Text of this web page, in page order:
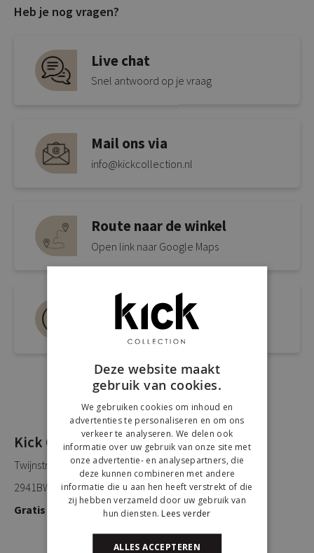
Heb je nog vragen?
Live chat
Snel antwoord op je vraag
Mail ons via
info@kickcollection.nl
Route naar de winkel
Open link naar Google Maps
Bel ons 0180-660999
Spreek een medewerker
Kick Collection
Twijnstraweg 2
2941BW Lekkerkerk
Gratis parkeren
Deze website maakt
gebruik van cookies.
We gebruiken cookies om inhoud en
advertenties te personaliseren en om ons
verkeer te analyseren. We delen ook
informatie over uw gebruik van onze site met
onze advertentie- en analysepartners, die
deze kunnen combineren met andere
informatie die u aan hen heeft verstrekt of die
zij hebben verzameld door uw gebruik van
hun diensten. Lees verder
ALLES ACCEPTEREN